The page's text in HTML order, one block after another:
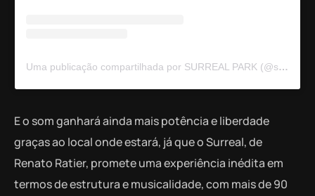
Uma publicação compartilhada por SURREAL PARK (@surreal.park)
E o som ganhará ainda mais potência e liberdade
graças ao local onde estará, já que o Surreal, de
Renato Ratier, promete uma experiência inédita em
termos de estrutura e musicalidade, com mais de 90